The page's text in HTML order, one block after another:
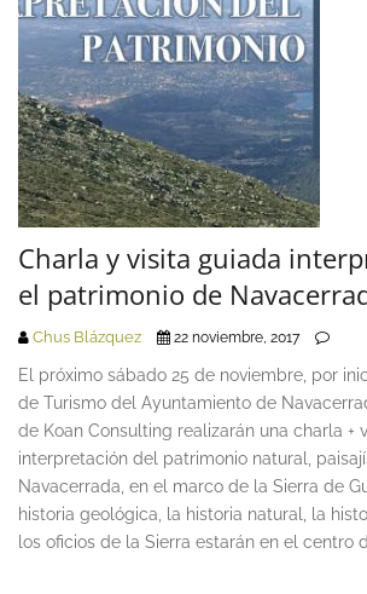
Charla y visita guiada
el patrimonio de
Chus Blázquez 22 noviembre, 2017
El próximo sábado 25 de noviembre, por
de Turismo del Ayuntamiento de
de Koan Consulting realizarán una charla +
interpretación del patrimonio natural,
Navacerrada, en el marco de la Sierra de
historia geológica, la historia natural, la
los oficios de la Sierra estarán en el centro